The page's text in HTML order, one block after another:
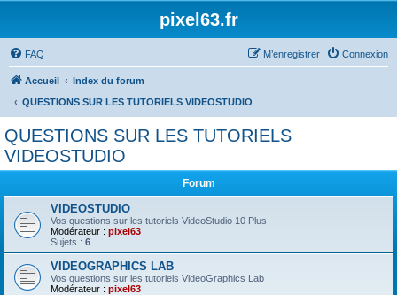
pixel63.fr
FAQ Connexion
M’enregistrer
Accueil
Index du forum
QUESTIONS SUR LES TUTORIELS VIDEOSTUDIO
QUESTIONS SUR LES TUTORIELS
VIDEOSTUDIO
Forum
VIDEOSTUDIO
Vos questions sur les tutoriels VideoStudio 10 Plus
Modérateur : pixel63
Sujets : 6
VIDEOGRAPHICS LAB
Vos questions sur les tutoriels VideoGraphics Lab
Modérateur : pixel63